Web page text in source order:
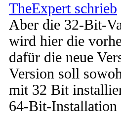
TheExpert schrieb
Aber die 32-Bit-
wird hier die
dafür die neue
Version soll
mit 32 Bit
64-Bit-Installation